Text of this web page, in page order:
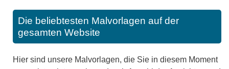
Die beliebtesten Malvorlagen auf der
gesamten Website
Hier sind unsere Malvorlagen, die Sie in diesem Moment